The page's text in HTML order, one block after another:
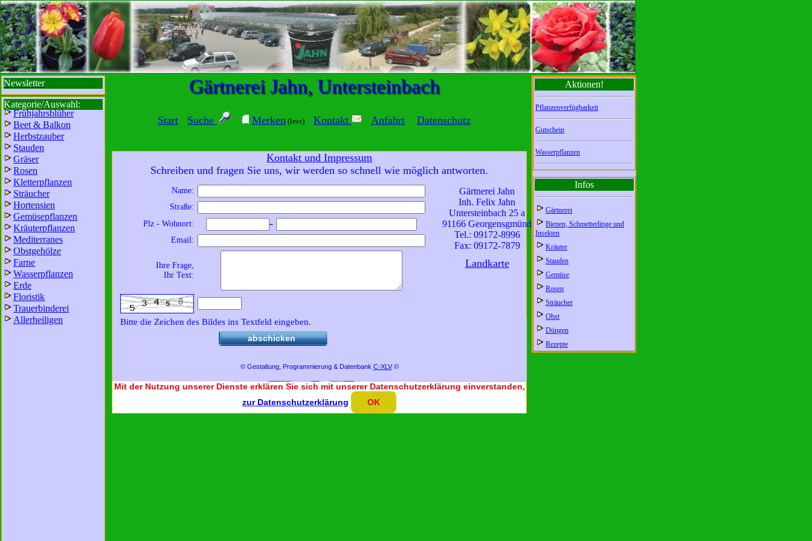
sbisbbib
Start Suche Merken (leer) Kontakt Anfahrt Datenschutz
Gärtnerei Jahn, Untersteinbach Aktionen!
Pflanzenverfügbarkeit
Gutschein
Wasserpflanzen
Infos
Gärtnerei
Bienen, Schmetterlinge und
Insekten
Kräuter
Stauden
Gemüse
Rosen
Sträucher
Obst
Düngen
Rezepte
Newsletter
Kategorie/Auswahl:
Frühjahrsblüher
Beet & Balkon
Herbstzauber
Stauden
Gräser
Rosen
Kletterpflanzen
Sträucher
Hortensien
Gemüsepflanzen
Kräuterpflanzen
Mediterranes
Obstgehölze
Farne
Wasserpflanzen
Erde
Floristik
Trauerbinderei
Allerheiligen
Wir sind für Sie da:
8 - 18 Uhr
8 - 13 Uhr
und freuen uns auf
Ihren Besuch.
Kontakt und Impressum
Schreiben und fragen Sie uns, wir werden so schnell wie möglich antworten.
Name:
Straße:
Plz - Wohnort:
-
Email:
Ihre Frage,
Ihr Text:
Bitte die Zeichen des Bildes ins Textfeld eingeben.
abschicken
Gärtnerei Jahn
Inh. Felix Jahn
Untersteinbach 25 a
91166 Georgensgmünd
Tel.: 09172-8996
Fax: 09172-7879
Landkarte
© Gestaltung, Programmierung & Datenbank C-XL V©
Mit der Nutzung unserer Dienste erklären Sie sich mit unserer Datenschutzerklärung einverstanden,
zur Datenschutzerklärung
OK